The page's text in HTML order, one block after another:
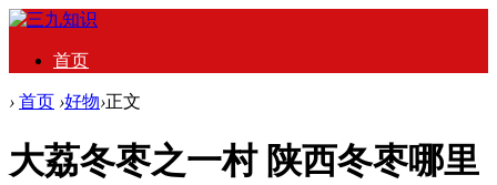
首页
› 首页 ›好物›正文
大荔冬枣之一村 陕西冬枣哪里